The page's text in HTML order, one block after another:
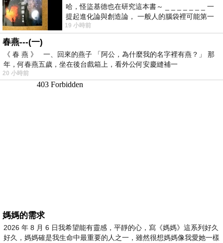
哈，怪盜基德也在研究這本書～ _ _ _ _ _ _ _ 一
提起進化論與創造論， 一般人的腦袋裡可能第一
時間就有「 進化論很科
19 小時前
春燕---(一)
《 春 燕 》 一、回來的燕子 「阿公，為什麼我的名字裡有燕？」 那
年，何春燕五歲，坐在後台戲箱上，看外公何安慶縫補一
20 小時前
媽媽的需求
2026 年 8 月 6 日我希望能有靈感，平靜的心，寫《媽媽》這系列好久
好久，媽媽確是我生命中最重要的人之一，雖然很想媽媽像我愛她一樣